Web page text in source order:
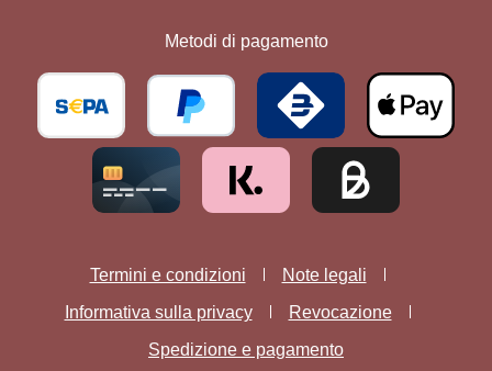
Metodi di pagamento
Termini e condizioni
Note legali
Informativa sulla privacy
Revocazione
Spedizione e pagamento